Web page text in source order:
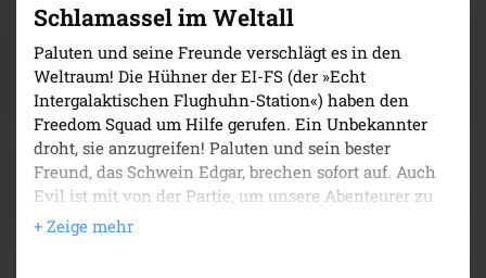
Schlamassel im Weltall
Paluten und seine Freunde verschlägt es in den
Weltraum! Die Hühner der EI-FS (der »Echt
Intergalaktischen Flughuhn-Station«) haben den
Freedom Squad um Hilfe gerufen. Ein Unbekannter
droht, sie anzugreifen! Paluten und sein bester
Freund, das Schwein Edgar, brechen sofort auf. Auch
Evil ist mit von der Partie, um unsere Abenteurer zu
unterstützen.